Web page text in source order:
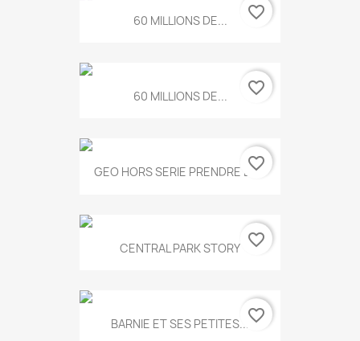
60 MILLIONS DE... favorite_border
60 MILLIONS DE... favorite_border
GEO HORS SERIE PRENDRE LE...
favorite_border
CENTRAL PARK STORY favorite_border
BARNIE ET SES PETITES...favorite_border